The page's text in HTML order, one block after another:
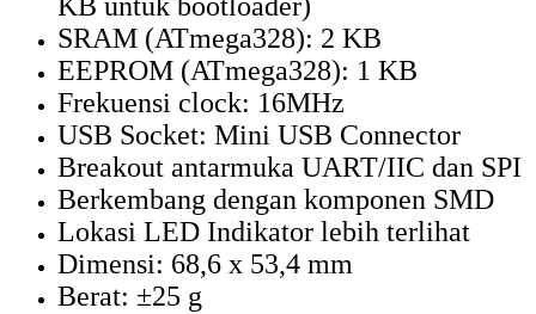
KB untuk bootloader)
SRAM (ATmega328): 2 KB
EEPROM (ATmega328): 1 KB
Frekuensi clock: 16MHz
USB Socket: Mini USB Connector
Breakout antarmuka UART/IIC dan SPI
Berkembang dengan komponen SMD
Lokasi LED Indikator lebih terlihat
Dimensi: 68,6 x 53,4 mm
Berat: ±25 g